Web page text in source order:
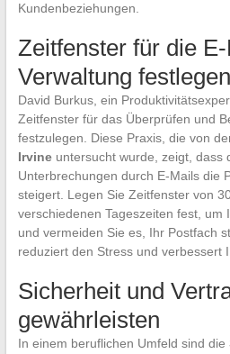
Kundenbeziehungen.
Zeitfenster für die
Verwaltung festlegen
David Burkus, ein
Zeitfenster für das Überprüfen und
festzulegen. Diese Praxis, die von
Irvineuntersucht wurde, zeigt, dass
Unterbrechungen durch E-Mails die
steigert. Legen Sie Zeitfenster von
verschiedenen Tageszeiten fest, um
und vermeiden Sie es, Ihr Postfach
reduziert den Stress und verbessert
Sicherheit und
gewährleisten
In einem beruflichen Umfeld sind die